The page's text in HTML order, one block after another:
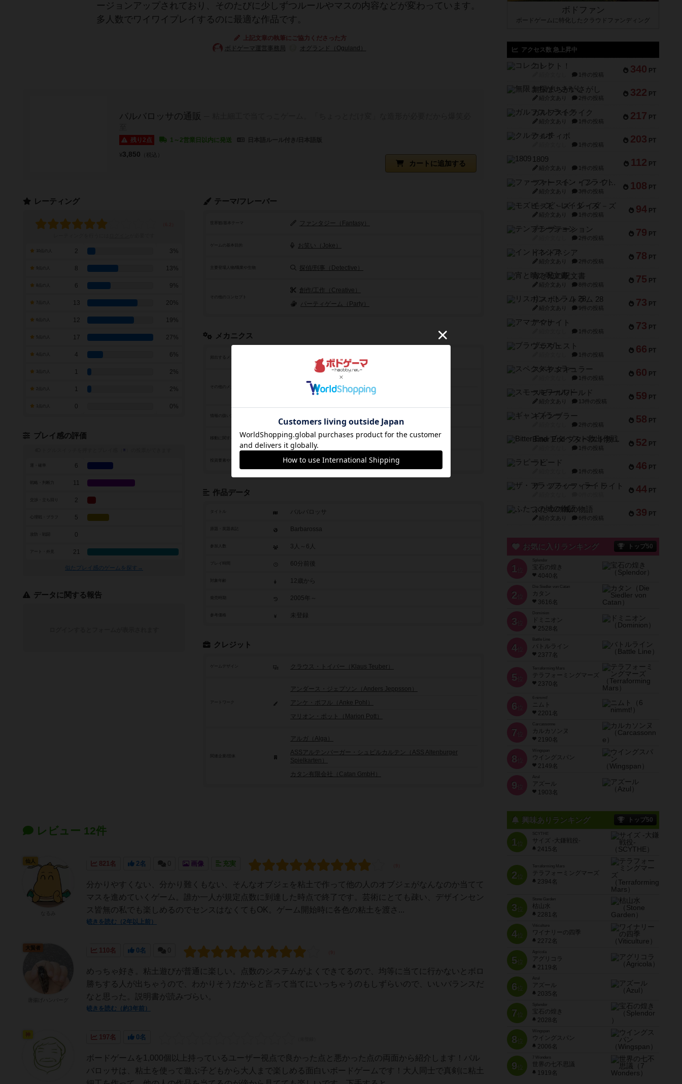
ージョンアップされており、そのたびに少しずつルールやマスの内容などが変わっています。
多人数でワイワイプレイするのに最適な作品です。
上記文章の執筆にご協力くださった方
ボドゲーマ運営事務局
オグランド（Oguland）
バルバロッサの通販
残り2点 1～2営業日以内に発送
カートに追加する
¥3,850 （税込）
テーマ/フレーバー
世界観/基本テーマ ファンタジー（Fantasy）
ゲームの基本目的 お笑い（Joke）
探偵/刑事（Detective）
その他のコンセプト
創作/工作（Creative）
パーティゲーム（Party）
メカニクス
頻出するメカニクス ダイスロール（Dice Rolling）
その他のメカニクスや仕組み
アクションゲーム（Action）
言葉遊び（Word Game）
移動に関する仕組み 出目移動（Roll / Spin and Move）
投資要素やプレイ上の駆け引き ベッティング（賭け）（Betting / Wagering）
作品データ
タイトル バルバロッサ
Barbarossa
参加人数 3人～6人
60分前後
12歳から
2005年～
参考価格 未登録
クレジット
ゲームデザイン クラウス・トイバー（Klaus Teuber）
アートワーク
アンダース・ジェプソン（Anders Jeppsson）
アンケ・ポフル（Anke Pohl）
マリオン・ポット（Marion Pott）
アルガ（Alga）
ASSアルテンバーガー・シュピルカルテン（ASS Altenburger
Spielkarten）
カタン有限会社（Catan GmbH）
レーティング
2 3%
8 13%
6 9%
7点の人 13 20%
12 19%
17 27%
4 6%
1 2%
1 2%
0 0%
プレイ感の評価
※
6
戦略・判断力 11
2
5
0
アート・外見 21
似たプレイ感のゲームを探す→
データに関する報告
レビュー 12件
821名 2名 0 画像 充実
分かりやすくない、分かり難くもない、そんなオブジェを粘土で作って他の人のオブジェがなんなのか当てて
マスを進めていくゲーム。誰か一人が規定点数に到達した時点で終了です。芸術にとても疎い、デザインセン
ス皆無の私でも楽しめるのでセンスはなくてもOK。ゲーム開始時に各色の粘土を渡さ...
続きを読む（2年以上前）
仙人
110名 0名 0
めっちゃ好き。粘土遊びが普通に楽しい。点数のシステムがよくできてるので、均等に当てに行かないとボロ
勝ちする人が出ちゃうので、わかりそうだからと言って当てにいっちゃうのもしずらいので、いいバランスだ
なと思った。説明書が読みづらい。
続きを読む（約3年前）
大賢者
197名 0名
ボードゲームを1,000個以上持っているユーザー視点で良かった点と悪かった点の両面から紹介します！バル
バロッサは、粘土を使って遊ぶ子どもから大人まで楽しめる面白いボードゲームです！大人同士で真剣に粘土
ボドファン
ボードゲームに特化したクラウドファンディング
アクセス数 急上昇中
340 PT
コレクト！
1件の投稿
322 PT
無限まちがいさがし
紹介文あり 2件の投稿
217 PT
ガルフストライク
紹介文あり 1件の投稿
203 PT
クルティボ
1件の投稿
112 PT
1809
紹介文あり 1件の投稿
108 PT
ファースト・イン・フライト
紹介文あり 3件の投稿
94 PT
モズビ－ズ・レイダ－ズ
紹介文あり 1件の投稿
79 PT
テンプテーション
2件の投稿
78 PT
インドネシア
紹介文あり 2件の投稿
75 PT
宵と暁の呪文書
紹介文あり 8件の投稿
73 PT
リスボン・トラム 28
紹介文あり 9件の投稿
73 PT
アマナイト
1件の投稿
66 PT
ブラヴェスト
1件の投稿
60 PT
スペクタキュラー
1件の投稿
59 PT
スモールワールド
紹介文あり 13件の投稿
58 PT
ギャンブラー
2件の投稿
52 PT
Bitter End ブタペスト救出作戦
1件の投稿
46 PT
ラピード
1件の投稿
44 PT
ザ・フラッフィー・ライト
39 PT
ふたつの城の物語
紹介文あり 6件の投稿
お気に入りランキング トップ50
1 位
宝石の煌き
4040名
2 位
Die Siedler von Catan
カタン
3616名
3 位
ドミニオン
2528名
4位
Battle Line
バトルライン
2377名
5 位
Terraforming Mars
テラフォーミングマーズ
2370名
6 位
ニムト
2201名
7 位
Carcassonne
カルカソンヌ
2190名
8 位
Wingspan
ウイングスパン
2149名
9 位
Azul
アズール
1903名
興味ありランキング トップ50
1位
SCYTHE
サイズ -大鎌戦役-
2415名
2位
Terraforming Mars
テラフォーミングマーズ
2394名
3位
Stone Garden
枯山水
2281名
4位
Viticulture
ワイナリーの四季
2272名
5位
Agricola
アグリコラ
2119名
6位
Azul
アズール
2035名
7位
宝石の煌き
2028名
8位
Wingspan
ウイングスパン
2006名
9位
7 Wonders
世界の七不思議
1919名